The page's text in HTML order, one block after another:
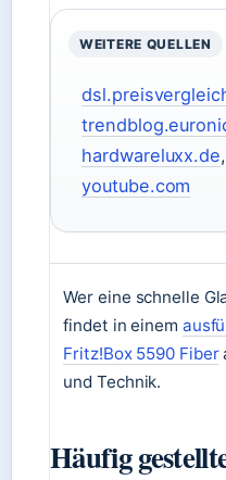
WEITERE QUELLEN
hardwareluxx.de,
youtube.com
Wer eine schnelle
findet in einem
Fritz!Box 5590 Fiber
und Technik.
Häufig